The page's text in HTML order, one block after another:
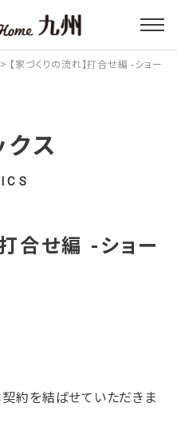
> 【家づくりの流れ】打合せ編 -ショー
クス
打合せ編 -ショー
約を結ばせていただきま